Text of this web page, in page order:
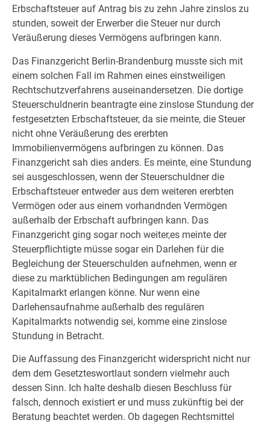
Erbschaftsteuer auf Antrag bis zu zehn Jahre zinslos zu
stunden, soweit der Erwerber die Steuer nur durch
Veräußerung dieses Vermögens aufbringen kann.
Das Finanzgericht Berlin-Brandenburg musste sich mit
einem solchen Fall im Rahmen eines einstweiligen
Rechtschutzverfahrens auseinandersetzen. Die dortige
Steuerschuldnerin beantragte eine zinslose Stundung der
festgesetzten Erbschaftsteuer, da sie meinte, die Steuer
nicht ohne Veräußerung des ererbten
Immobilienvermögens aufbringen zu können. Das
Finanzgericht sah dies anders. Es meinte, eine Stundung
sei ausgeschlossen, wenn der Steuerschuldner die
Erbschaftsteuer entweder aus dem weiteren ererbten
Vermögen oder aus einem vorhandnden Vermögen
außerhalb der Erbschaft aufbringen kann. Das
Finanzgericht ging sogar noch weiter,es meinte der
Steuerpflichtigte müsse sogar ein Darlehen für die
Begleichung der Steuerschulden aufnehmen, wenn er
diese zu marktüblichen Bedingungen am regulären
Kapitalmarkt erlangen könne. Nur wenn eine
Darlehensaufnahme außerhalb des regulären
Kapitalmarkts notwendig sei, komme eine zinslose
Stundung in Betracht.
Die Auffassung des Finanzgericht widerspricht nicht nur
dem dem Gesetzteswortlaut sondern vielmehr auch
dessen Sinn. Ich halte deshalb diesen Beschluss für
falsch, dennoch existiert er und muss zukünftig bei der
Beratung beachtet werden. Ob dagegen Rechtsmittel